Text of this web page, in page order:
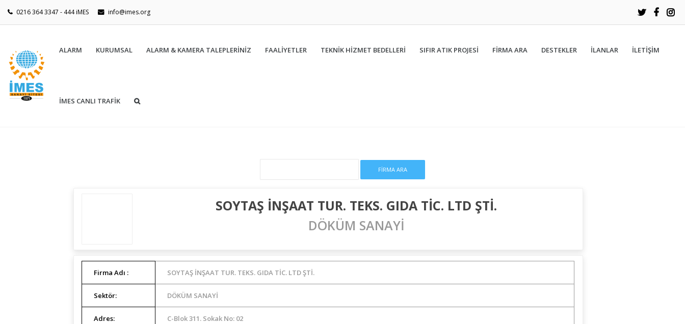
0216 364 3347 - 444 iMES info@imes.org
ALARM KURUMSAL ALARM & KAMERA TALEPLERİNİZ FAALIYETLER TEKNİK HİZMET BEDELLERİ SIFIR ATIK PROJESİ FIRMA ARA DESTEKLER İLANLAR İLETIŞIM
İMES CANLI TRAFİK
SOYTAŞ İNŞAAT TUR. TEKS. GIDA TİC. LTD ŞTİ.
DÖKÜM SANAYİ
Firma Adı : SOYTAŞ İNŞAAT TUR. TEKS. GIDA TİC. LTD ŞTİ.
Sektör: DÖKÜM SANAYİ
Adres: C-Blok 311. Sokak No: 02